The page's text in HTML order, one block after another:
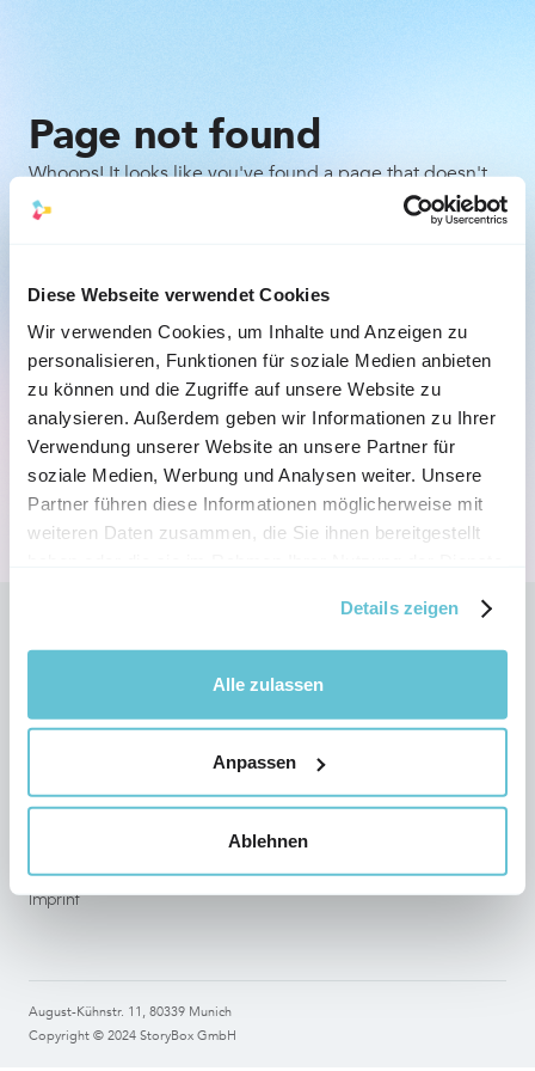
Diese Webseite verwendet Cookies
Wir verwenden Cookies, um Inhalte und Anzeigen zu
personalisieren, Funktionen für soziale Medien anbieten
zu können und die Zugriffe auf unsere Website zu
analysieren. Außerdem geben wir Informationen zu Ihrer
Verwendung unserer Website an unsere Partner für
soziale Medien, Werbung und Analysen weiter. Unsere
Partner führen diese Informationen möglicherweise mit
weiteren Daten zusammen, die Sie ihnen bereitgestellt
Details zeigen
Alle zulassen
Anpassen
Ablehnen
Page not found
Whoops! It looks like you've found a page that doesn't
exist. Don't worry, it happens to the best of us. Here are
Check the URL for any typos or mistakes.
Go back to the previous page and try to navigate
to the desired content from there.
Back to the homepage
Legal
Imprint
Copyright © 2024 StoryBox GmbH
August-Kühnstr. 11, 80339 Munich